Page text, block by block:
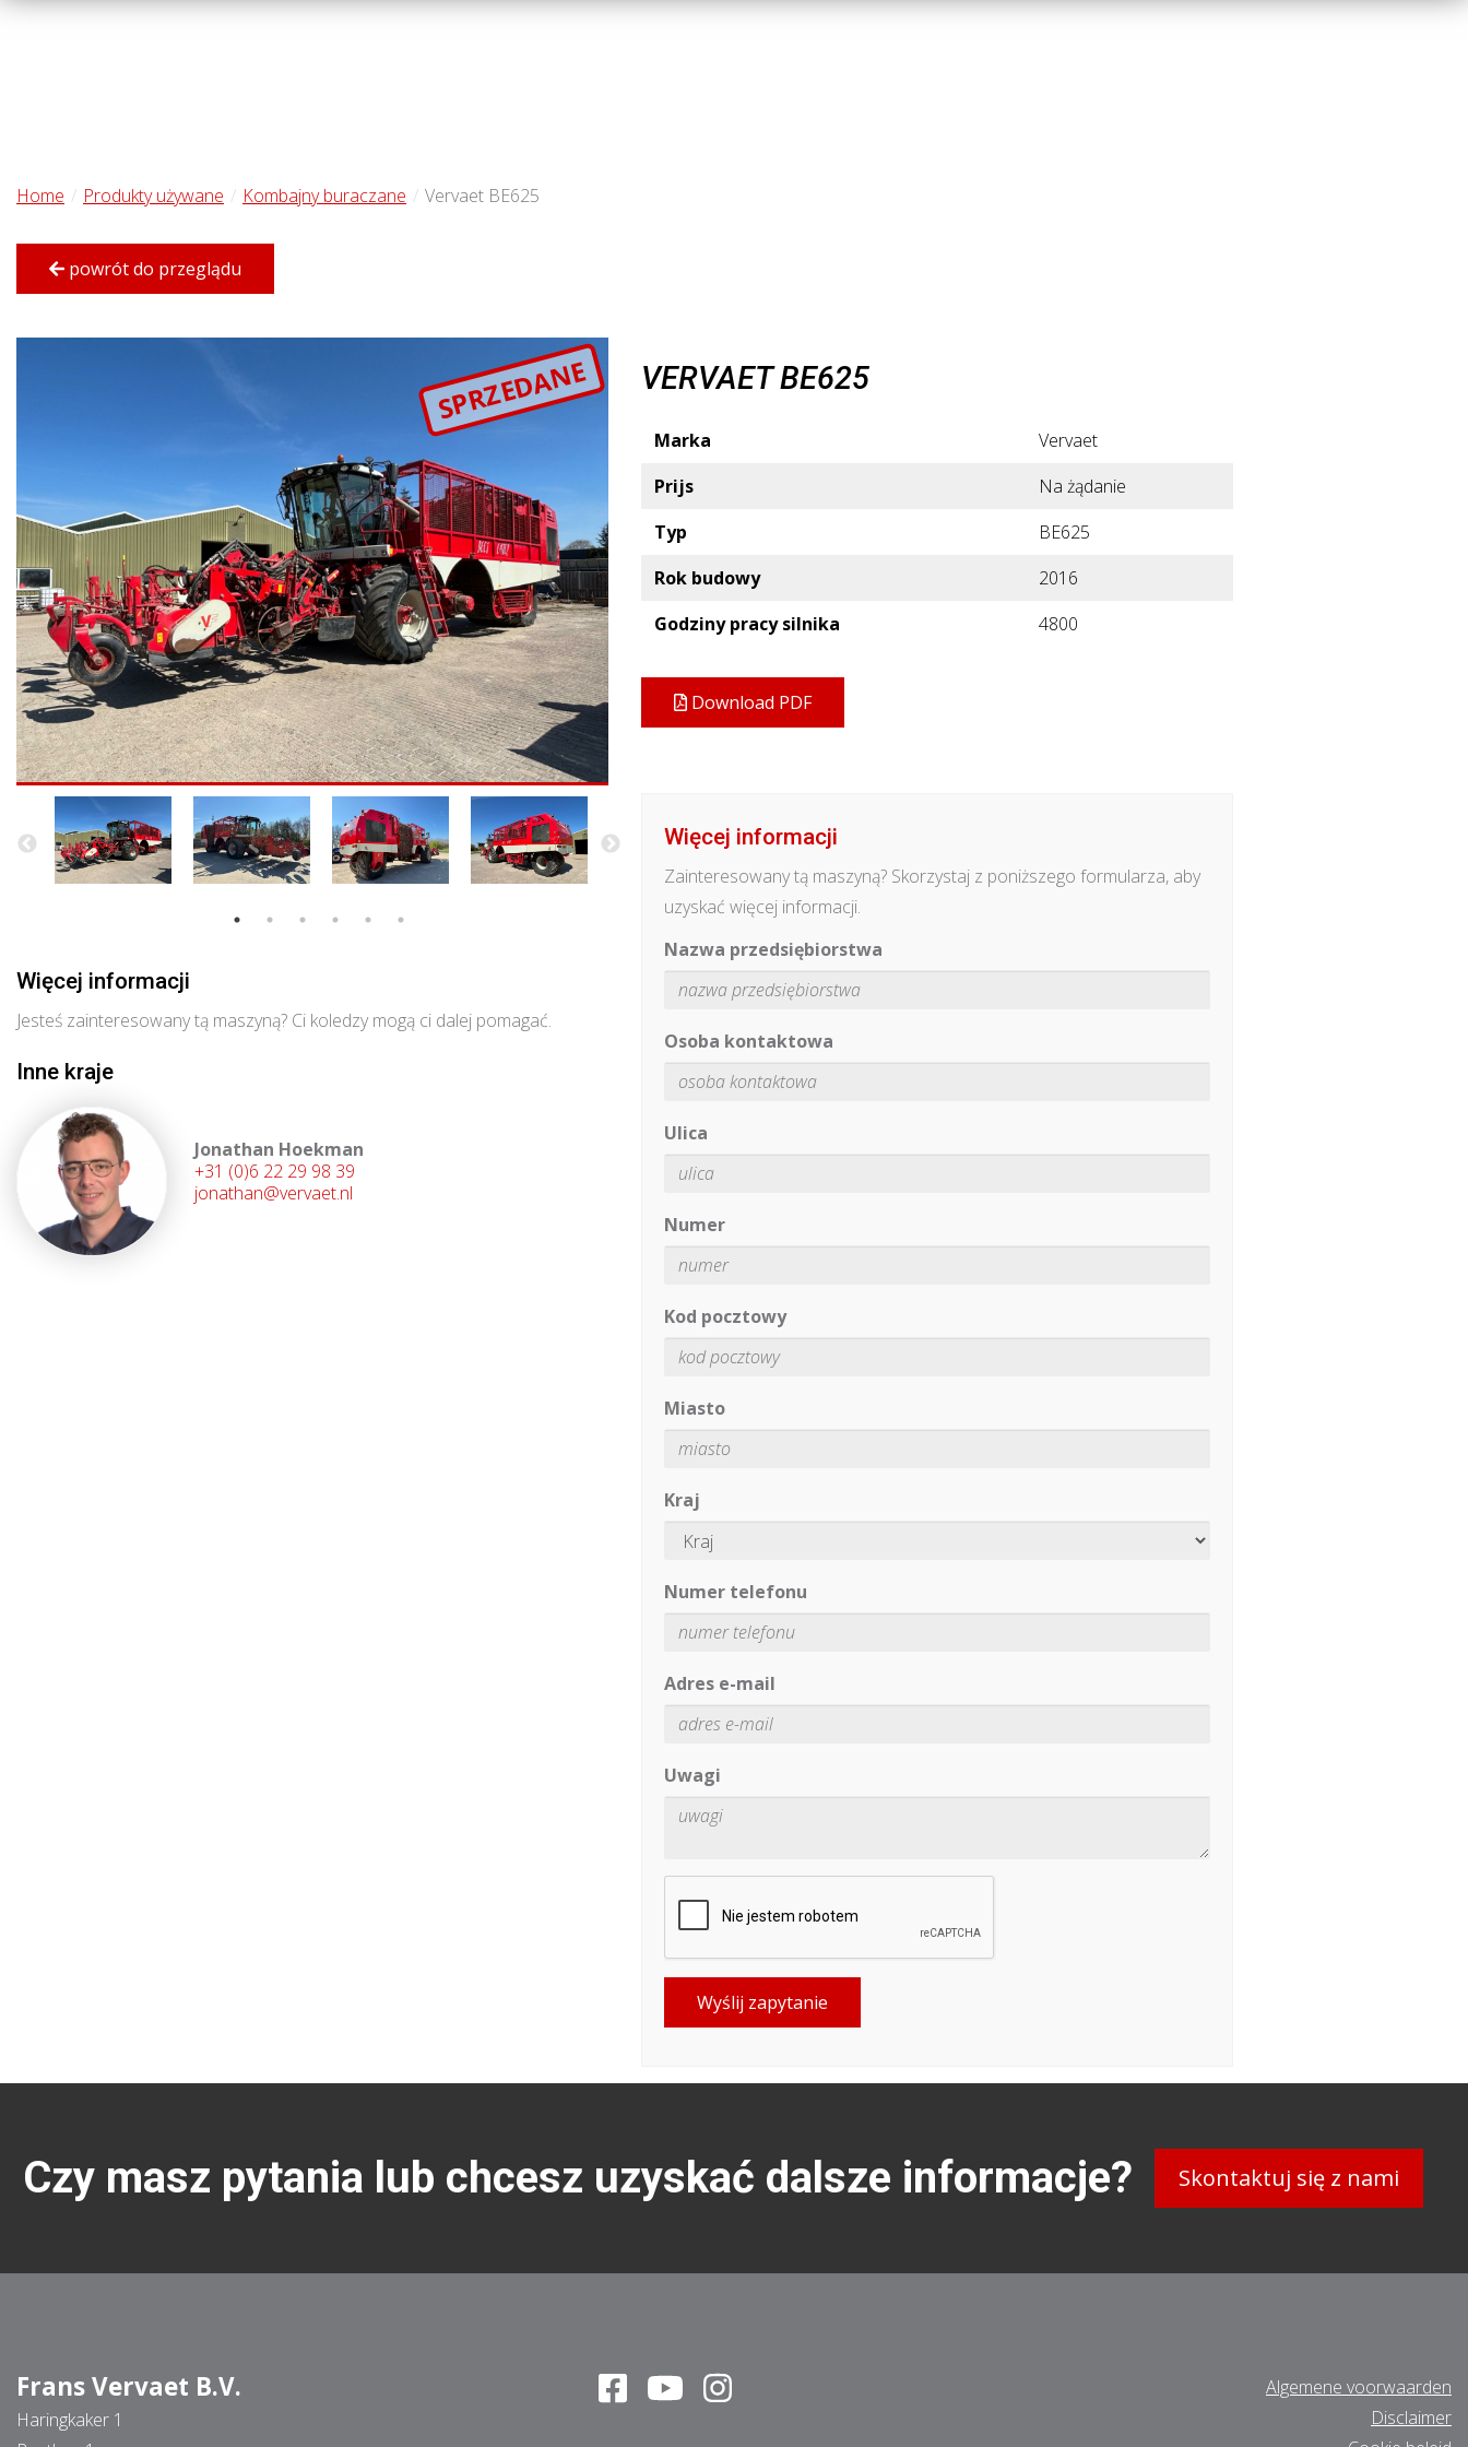
Home Produkty używane Kombajny buraczane Vervaet BE625
powrót do przeglądu
SPRZEDANE
Więcej informacji
Jesteś zainteresowany tą maszyną? Ci koledzy mogą ci dalej pomagać.
Inne kraje
Jonathan Hoekman
+31 (0)6 22 29 98 39
jonathan@vervaet.nl
VERVAET BE625
Marka
Vervaet
Prijs
Na żądanie
Typ
BE625
Rok budowy
2016
Godziny pracy silnika
4800
Download PDF
Więcej informacji
Zainteresowany tą maszyną? Skorzystaj z poniższego formularza, aby
uzyskać więcej informacji.
Nazwa przedsiębiorstwa
Osoba kontaktowa
Ulica
Numer
Kod pocztowy
Miasto
Kraj
Numer telefonu
Adres e-mail
Uwagi
Wyślij zapytanie
Czy masz pytania lub chcesz uzyskać dalsze informacje? Skontaktuj się z nami
Frans Vervaet B.V.
Haringkaker 1
Algemene voorwaarden
Disclaimer